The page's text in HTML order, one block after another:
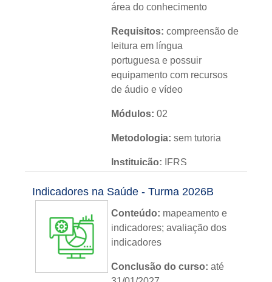
área do conhecimento
Requisitos: compreensão de
leitura em língua
portuguesa e possuir
equipamento com recursos
de áudio e vídeo
Módulos: 02
Metodologia: sem tutoria
Instituição: IFRS
Nível: básico
Idioma:português
Indicadores na Saúde - Turma 2026B
Conteúdo: mapeamento e
indicadores; avaliação dos
indicadores
Conclusão do curso: até